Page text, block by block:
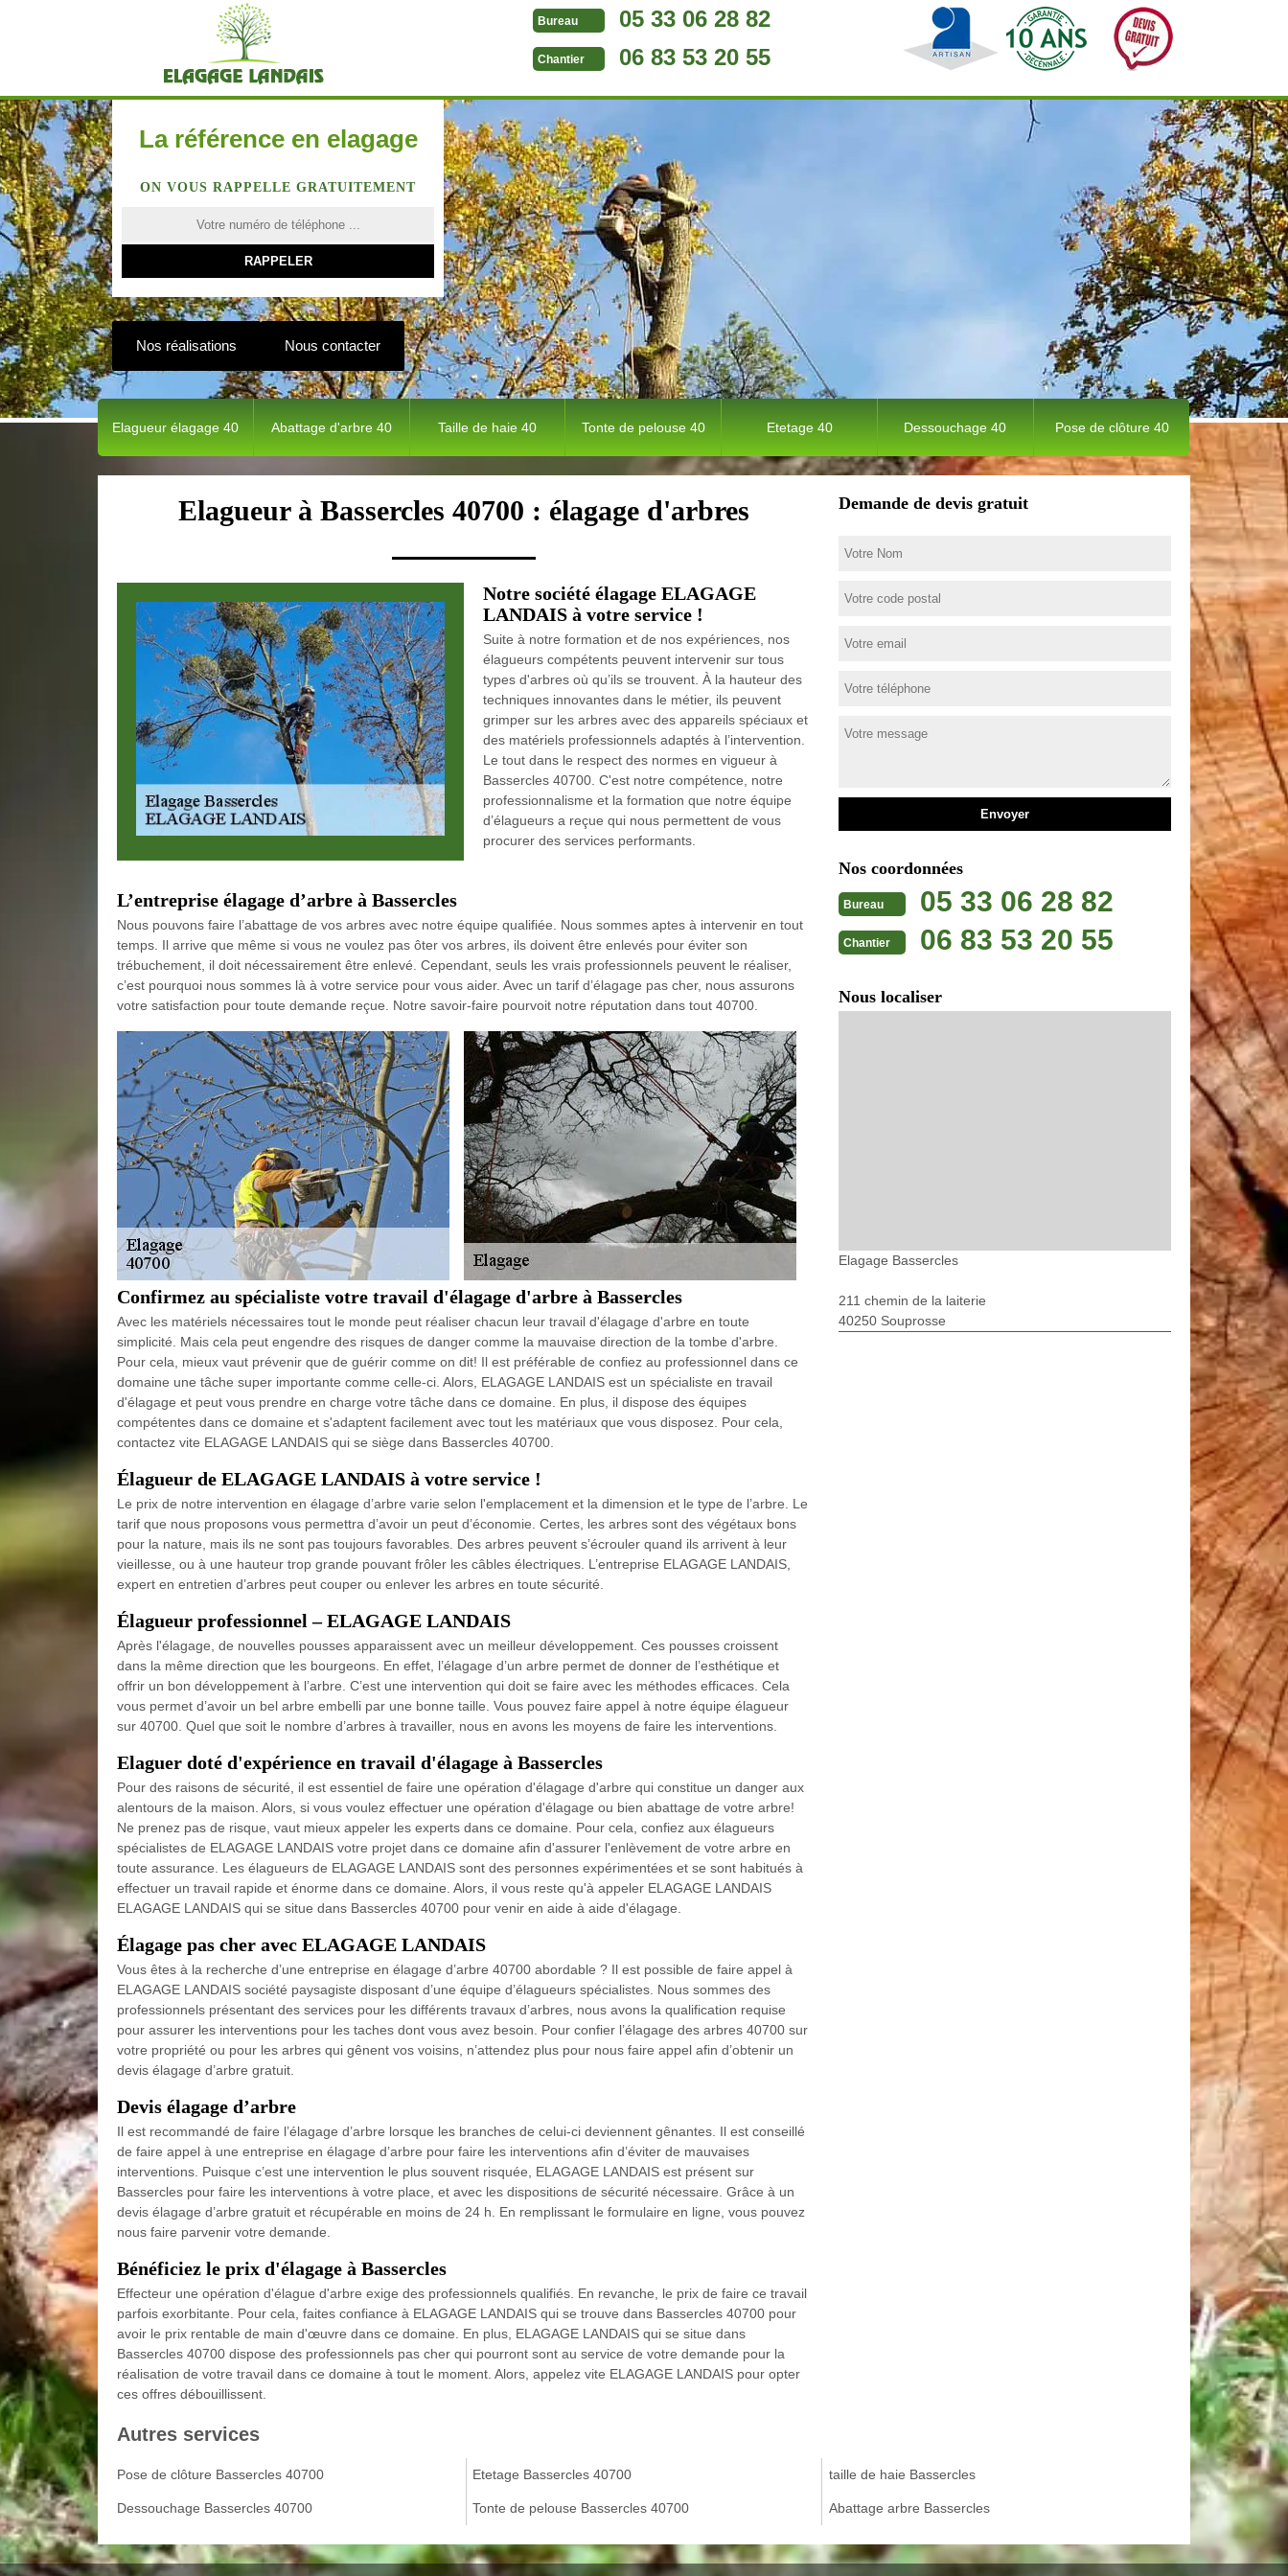
Bureau 05 33 06 28 82
Chantier 06 83 53 20 55
La référence en elagage
ON VOUS RAPPELLE GRATUITEMENT
Nos réalisations Nous contacter
Elagueur élagage 40 Abattage d'arbre 40 Taille de haie 40 Tonte de pelouse 40 Etetage 40 Dessouchage 40 Pose de clôture 40
Elagueur à Bassercles 40700 : élagage d'arbres
Notre société élagage ELAGAGE
LANDAIS à votre service !
Suite à notre formation et de nos expériences, nos
élagueurs compétents peuvent intervenir sur tous
types d'arbres où qu’ils se trouvent. À la hauteur des
techniques innovantes dans le métier, ils peuvent
grimper sur les arbres avec des appareils spéciaux et
des matériels professionnels adaptés à l’intervention.
Le tout dans le respect des normes en vigueur à
Bassercles 40700. C'est notre compétence, notre
professionnalisme et la formation que notre équipe
d’élagueurs a reçue qui nous permettent de vous
procurer des services performants.
L’entreprise élagage d’arbre à Bassercles
Nous pouvons faire l’abattage de vos arbres avec notre équipe qualifiée. Nous sommes aptes à intervenir en tout
temps. Il arrive que même si vous ne voulez pas ôter vos arbres, ils doivent être enlevés pour éviter son
trébuchement, il doit nécessairement être enlevé. Cependant, seuls les vrais professionnels peuvent le réaliser,
c’est pourquoi nous sommes là à votre service pour vous aider. Avec un tarif d’élagage pas cher, nous assurons
votre satisfaction pour toute demande reçue. Notre savoir-faire pourvoit notre réputation dans tout 40700.
Confirmez au spécialiste votre travail d'élagage d'arbre à Bassercles
Avec les matériels nécessaires tout le monde peut réaliser chacun leur travail d'élagage d'arbre en toute
simplicité. Mais cela peut engendre des risques de danger comme la mauvaise direction de la tombe d'arbre.
Pour cela, mieux vaut prévenir que de guérir comme on dit! Il est préférable de confiez au professionnel dans ce
domaine une tâche super importante comme celle-ci. Alors, ELAGAGE LANDAIS est un spécialiste en travail
d'élagage et peut vous prendre en charge votre tâche dans ce domaine. En plus, il dispose des équipes
compétentes dans ce domaine et s'adaptent facilement avec tout les matériaux que vous disposez. Pour cela,
contactez vite ELAGAGE LANDAIS qui se siège dans Bassercles 40700.
Élagueur de ELAGAGE LANDAIS à votre service !
Le prix de notre intervention en élagage d’arbre varie selon l'emplacement et la dimension et le type de l’arbre. Le
tarif que nous proposons vous permettra d’avoir un peut d’économie. Certes, les arbres sont des végétaux bons
pour la nature, mais ils ne sont pas toujours favorables. Des arbres peuvent s’écrouler quand ils arrivent à leur
vieillesse, ou à une hauteur trop grande pouvant frôler les câbles électriques. L’entreprise ELAGAGE LANDAIS,
expert en entretien d’arbres peut couper ou enlever les arbres en toute sécurité.
Élagueur professionnel – ELAGAGE LANDAIS
Après l'élagage, de nouvelles pousses apparaissent avec un meilleur développement. Ces pousses croissent
dans la même direction que les bourgeons. En effet, l’élagage d’un arbre permet de donner de l’esthétique et
offrir un bon développement à l’arbre. C’est une intervention qui doit se faire avec les méthodes efficaces. Cela
vous permet d’avoir un bel arbre embelli par une bonne taille. Vous pouvez faire appel à notre équipe élagueur
sur 40700. Quel que soit le nombre d’arbres à travailler, nous en avons les moyens de faire les interventions.
Elaguer doté d'expérience en travail d'élagage à Bassercles
Pour des raisons de sécurité, il est essentiel de faire une opération d'élagage d'arbre qui constitue un danger aux
alentours de la maison. Alors, si vous voulez effectuer une opération d'élagage ou bien abattage de votre arbre!
Ne prenez pas de risque, vaut mieux appeler les experts dans ce domaine. Pour cela, confiez aux élagueurs
spécialistes de ELAGAGE LANDAIS votre projet dans ce domaine afin d'assurer l'enlèvement de votre arbre en
toute assurance. Les élagueurs de ELAGAGE LANDAIS sont des personnes expérimentées et se sont habitués à
effectuer un travail rapide et énorme dans ce domaine. Alors, il vous reste qu'à appeler ELAGAGE LANDAIS
ELAGAGE LANDAIS qui se situe dans Bassercles 40700 pour venir en aide à aide d'élagage.
Élagage pas cher avec ELAGAGE LANDAIS
Vous êtes à la recherche d’une entreprise en élagage d’arbre 40700 abordable ? Il est possible de faire appel à
ELAGAGE LANDAIS société paysagiste disposant d’une équipe d’élagueurs spécialistes. Nous sommes des
professionnels présentant des services pour les différents travaux d’arbres, nous avons la qualification requise
pour assurer les interventions pour les taches dont vous avez besoin. Pour confier l’élagage des arbres 40700 sur
votre propriété ou pour les arbres qui gênent vos voisins, n’attendez plus pour nous faire appel afin d’obtenir un
devis élagage d’arbre gratuit.
Devis élagage d’arbre
Il est recommandé de faire l’élagage d’arbre lorsque les branches de celui-ci deviennent gênantes. Il est conseillé
de faire appel à une entreprise en élagage d’arbre pour faire les interventions afin d’éviter de mauvaises
interventions. Puisque c’est une intervention le plus souvent risquée, ELAGAGE LANDAIS est présent sur
Bassercles pour faire les interventions à votre place, et avec les dispositions de sécurité nécessaire. Grâce à un
devis élagage d’arbre gratuit et récupérable en moins de 24 h. En remplissant le formulaire en ligne, vous pouvez
nous faire parvenir votre demande.
Bénéficiez le prix d'élagage à Bassercles
Effecteur une opération d'élague d'arbre exige des professionnels qualifiés. En revanche, le prix de faire ce travail
parfois exorbitante. Pour cela, faites confiance à ELAGAGE LANDAIS qui se trouve dans Bassercles 40700 pour
avoir le prix rentable de main d'œuvre dans ce domaine. En plus, ELAGAGE LANDAIS qui se situe dans
Bassercles 40700 dispose des professionnels pas cher qui pourront sont au service de votre demande pour la
réalisation de votre travail dans ce domaine à tout le moment. Alors, appelez vite ELAGAGE LANDAIS pour opter
ces offres débouillissent.
Demande de devis gratuit
Nos coordonnées
Bureau 05 33 06 28 82
Chantier 06 83 53 20 55
Nous localiser
Elagage Bassercles
211 chemin de la laiterie
40250 Souprosse
Autres services
Pose de clôture Bassercles 40700
Dessouchage Bassercles 40700
Etetage Bassercles 40700
Tonte de pelouse Bassercles 40700
taille de haie Bassercles
Abattage arbre Bassercles